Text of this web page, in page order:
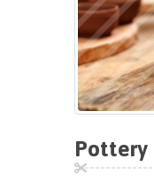
Pottery